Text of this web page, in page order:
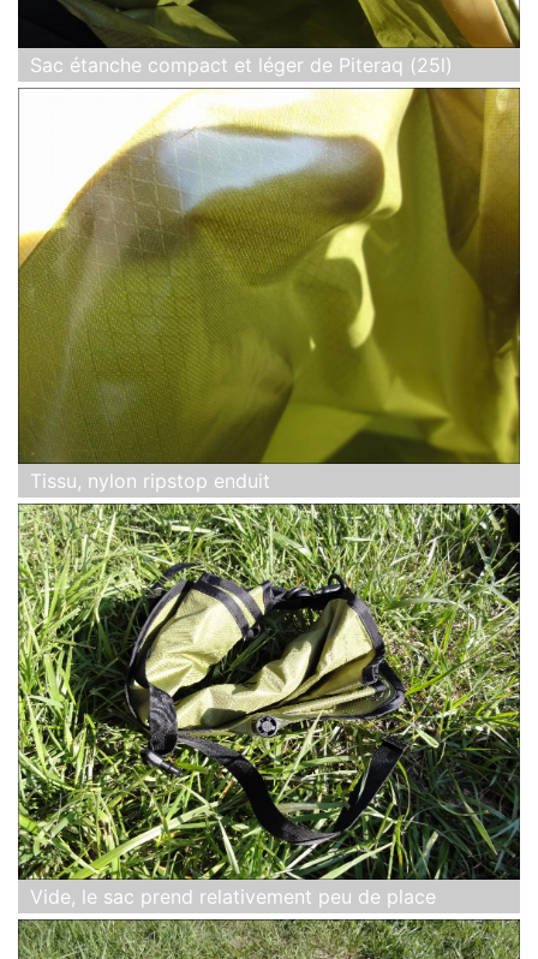
Sac étanche compact et léger de Piteraq (25l)
Tissu, nylon ripstop enduit
Vide, le sac prend relativement peu de place